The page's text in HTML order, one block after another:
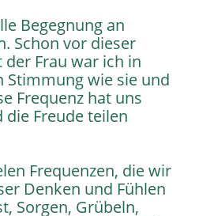
Begegnung an
Schon vor dieser
der Frau war ich in
Stimmung wie sie und
Frequenz hat uns
die Freude teilen
Frequenzen, die wir
Denken und Fühlen
Sorgen, Grübeln,